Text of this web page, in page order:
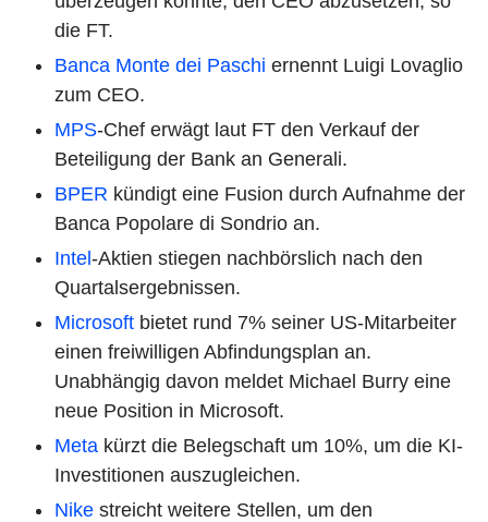
die FT.
Banca Monte dei Paschi ernennt Luigi Lovaglio
zum CEO.
MPS-Chef erwägt laut FT den Verkauf der
Beteiligung der Bank an Generali.
BPER kündigt eine Fusion durch Aufnahme der
Banca Popolare di Sondrio an.
Intel-Aktien stiegen nachbörslich nach den
Quartalsergebnissen.
Microsoft bietet rund 7% seiner US-Mitarbeiter
einen freiwilligen Abfindungsplan an.
Unabhängig davon meldet Michael Burry eine
neue Position in Microsoft.
Meta kürzt die Belegschaft um 10%, um die KI-
Investitionen auszugleichen.
Nike streicht weitere Stellen, um den